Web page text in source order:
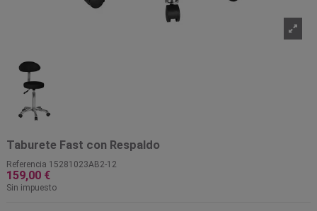
Taburete Fast con Respaldo
Referencia 15281023AB2-12
159,00 €
Sin impuesto